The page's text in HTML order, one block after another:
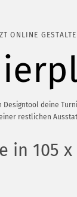
ONLINE
deine
restlichen
in 105 x